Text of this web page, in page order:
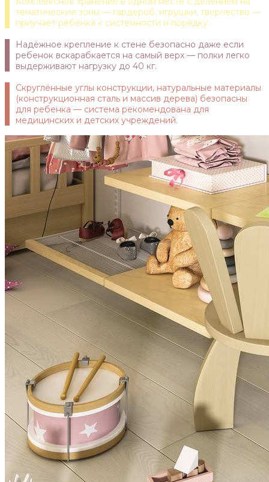
тематические зоны — гардероб, игрушки, творчество —
приучает ребёнка к системности и порядку.
Надёжное крепление к стене безопасно даже если
ребенок вскарабкается на самый верх — полки легко
выдерживают нагрузку до 40 кг.
Скруглённые углы конструкции, натуральные материалы
(конструкционная сталь и массив дерева) безопасны
для ребенка — система рекомендована для
медицинских и детских учреждений.